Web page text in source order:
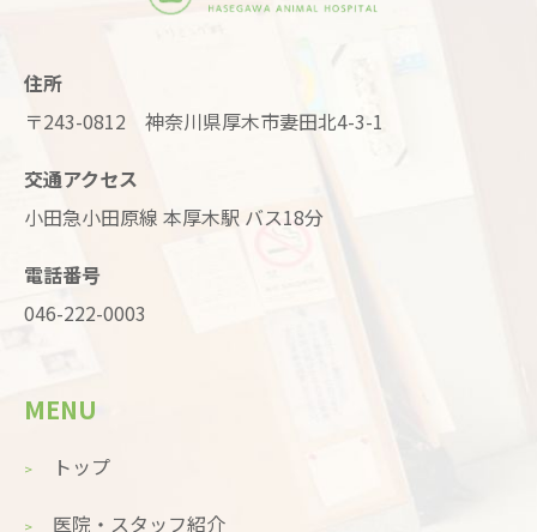
住所
〒243-0812 神奈川県厚木市妻田北4-3-1
交通アクセス
小田急小田原線 本厚木駅 バス18分
電話番号
046-222-0003
MENU
トップ
医院・スタッフ紹介